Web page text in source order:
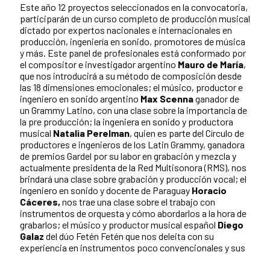
Este año 12 proyectos seleccionados en la convocatoria,
participarán de un curso completo de producción musical
dictado por expertos nacionales e internacionales en
producción, ingeniería en sonido, promotores de música
y más. Este panel de profesionales está conformado por
el compositor e investigador argentino Mauro de María,
que nos introducirá a su método de composición desde
las 18 dimensiones emocionales; el músico, productor e
ingeniero en sonido argentino Max Scennaganador de
un Grammy Latino, con una clase sobre la importancia de
la pre producción; la ingeniera en sonido y productora
musical Natalia Perelman, quien es parte del Círculo de
productores e ingenieros de los Latin Grammy, ganadora
de premios Gardel por su labor en grabación y mezcla y
actualmente presidenta de la Red Multisonora (RMS), nos
brindará una clase sobre grabación y producción vocal; el
ingeniero en sonido y docente de Paraguay Horacio
Cáceres, nos trae una clase sobre el trabajo con
instrumentos de orquesta y cómo abordarlos a la hora de
grabarlos; el músico y productor musical español Diego
Galaz del dúo Fetén Fetén que nos deleita con su
experiencia en instrumentos poco convencionales y sus